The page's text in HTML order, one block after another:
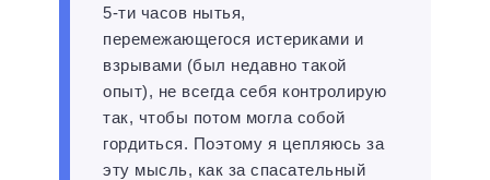
5-ти часов нытья,
перемежающегося истериками и
взрывами (был недавно такой
опыт), не всегда себя контролирую
так, чтобы потом могла собой
гордиться. Поэтому я цепляюсь за
эту мысль, как за спасательный